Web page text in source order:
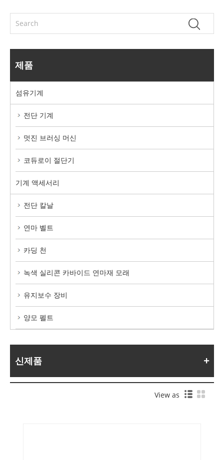
제품
섬유기계
전단 기계
멋진 브러싱 머신
코듀로이 절단기
기계 액세서리
전단 칼날
연마 벨트
카딩 천
녹색 실리콘 카바이드 연마재 모래
유지보수 장비
양모 펠트
신제품
View as